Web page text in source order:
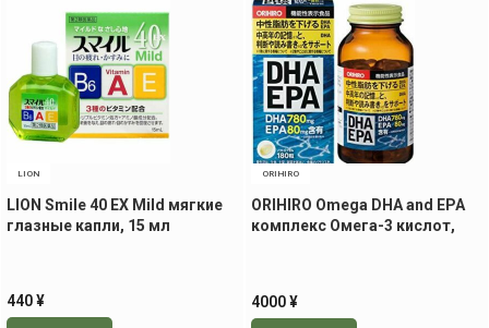
LION
LION Smile 40 EX Mild мягкие
глазные капли, 15 мл
440¥
ORIHIRO
ORIHIRO Omega DHA and EPA
комплекс Омега-3 кислот,
4000¥